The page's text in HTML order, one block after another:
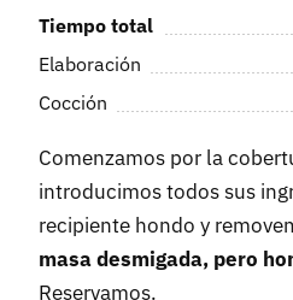
Tiempo total
Elaboración
Cocción
Comenzamos por la
introducimos todos sus
recipiente hondo y
masa desmigada, pero
Reservamos.